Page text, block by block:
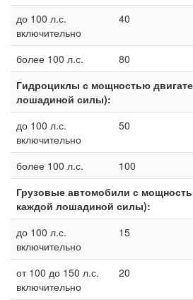
до 100 л.с.
включительно
40
более 100 л.с.
80
Гидроциклы с мощностью
лошадиной силы):
до 100 л.с.
включительно
50
более 100 л.с.
100
Грузовые автомобили с
каждой лошадиной силы):
до 100 л.с.
включительно
15
от 100 до 150 л.с.
включительно
20